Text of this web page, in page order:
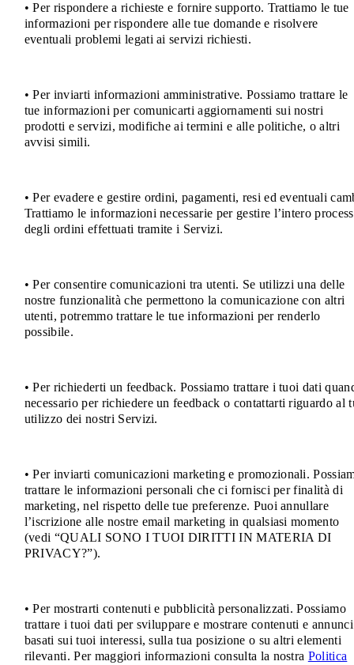
• Per rispondere a richieste e fornire supporto. Trattiamo le tue
informazioni per rispondere alle tue domande e risolvere
eventuali problemi legati ai servizi richiesti.
• Per inviarti informazioni amministrative. Possiamo trattare le
tue informazioni per comunicarti aggiornamenti sui nostri
prodotti e servizi, modifiche ai termini e alle politiche, o altri
avvisi simili.
• Per evadere e gestire ordini, pagamenti, resi ed eventuali
Trattiamo le informazioni necessarie per gestire l’intero
degli ordini effettuati tramite i Servizi.
• Per consentire comunicazioni tra utenti. Se utilizzi una delle
nostre funzionalità che permettono la comunicazione con altri
utenti, potremmo trattare le tue informazioni per renderlo
possibile.
• Per richiederti un feedback. Possiamo trattare i tuoi dati
necessario per richiedere un feedback o contattarti riguardo al
utilizzo dei nostri Servizi.
• Per inviarti comunicazioni marketing e promozionali.
trattare le informazioni personali che ci fornisci per finalità di
marketing, nel rispetto delle tue preferenze. Puoi annullare
l’iscrizione alle nostre email marketing in qualsiasi momento
(vedi “QUALI SONO I TUOI DIRITTI IN MATERIA DI
PRIVACY?”).
• Per mostrarti contenuti e pubblicità personalizzati. Possiamo
trattare i tuoi dati per sviluppare e mostrare contenuti e annunci
basati sui tuoi interessi, sulla tua posizione o su altri elementi
rilevanti. Per maggiori informazioni consulta la nostra Politica